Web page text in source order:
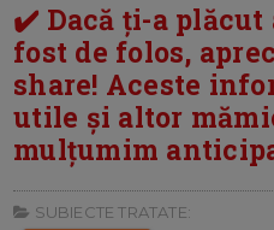
✔️ Dacă ți-a
fost de folos,
share! Aceste
utile și altor
mulțumim
SUBIECTE TRATATE: